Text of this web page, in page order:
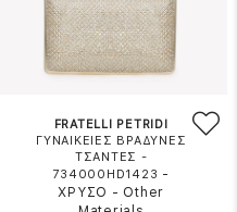
FRATELLI PETRIDI
ΓΥΝΑΙΚΕΙΕΣ ΒΡΑΔΥΝΕΣ
ΤΣΑΝΤΕΣ -
734000HD1423 -
ΧΡΥΣΟ - Other